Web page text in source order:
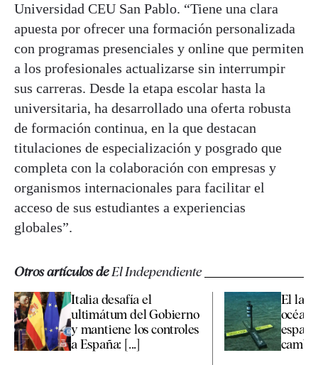
Universidad CEU San Pablo. “Tiene una clara
apuesta por ofrecer una formación personalizada
con programas presenciales y online que permiten
a los profesionales actualizarse sin interrumpir
sus carreras. Desde la etapa escolar hasta la
universitaria, ha desarrollado una oferta robusta
de formación continua, en la que destacan
titulaciones de especialización y posgrado que
completa con la colaboración con empresas y
organismos internacionales para facilitar el
acceso de sus estudiantes a experiencias
globales”.
Otros artículos deEl Independiente
Italia desafía el
ultimátum del Gobierno
y mantiene los controles
a España: [...]
El